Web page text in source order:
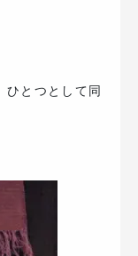
ひとつとして同